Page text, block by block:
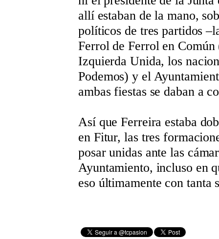
allí estaban de la mano,
políticos de tres partidos
Ferrol de Ferrol en
Izquierda Unida, los
Podemos) y el
ambas fiestas se daban a
Así que Ferreira estaba
en Fitur, las tres
posar unidas ante las
Ayuntamiento, incluso en
eso últimamente con tanta